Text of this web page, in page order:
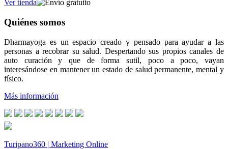
Ver tienda
Quiénes somos
Dharmayoga es un espacio creado y pensado para ayudar a las
personas a recobrar su salud. Despertando sus propios canales de
auto curación y que de forma sutil, poco a poco, vayan
interesándose en mantener un estado de salud permanente, mental y
físico.
Más información
Turipano360 | Marketing Online